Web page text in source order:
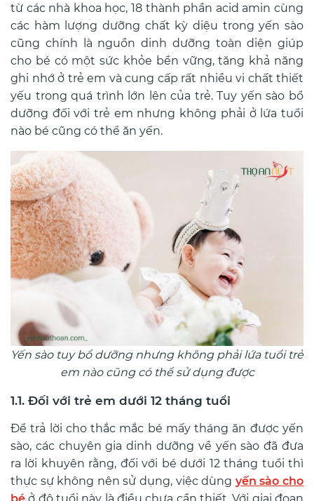
từ các nhà khoa học, 18 thành phần acid amin cùng
các hàm lượng dưỡng chất kỳ diệu trong yến sào
cũng chính là nguồn dinh dưỡng toàn diện giúp
cho bé có một sức khỏe bền vững, tăng khả năng
ghi nhớ ở trẻ em và cung cấp rất nhiều vi chất thiết
yếu trong quá trình lớn lên của trẻ. Tuy yến sào bổ
dưỡng đối với trẻ em nhưng không phải ở lứa tuổi
nào bé cũng có thể ăn yến.
Yến sào tuy bổ dưỡng nhưng không phải lứa tuổi trẻ
em nào cũng có thể sử dụng được
1.1. Đối với trẻ em dưới 12 tháng tuổi
Để trả lời cho thắc mắc bé mấy tháng ăn được yến
sào, các chuyên gia dinh dưỡng về yến sào đã đưa
ra lời khuyên rằng, đối với bé dưới 12 tháng tuổi thì
thực sự không nên sử dụng, việc dùng yến sào cho